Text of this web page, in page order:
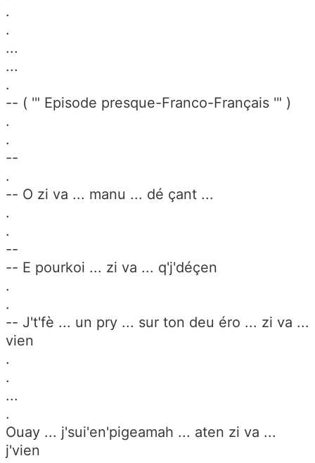
.
.
...
...
.
-- ( '" Episode presque-Franco-Français '" )
.
.
--
.
-- O zi va ... manu ... dé çant ...
.
.
--
-- E pourkoi ... zi va ... q'j'déçen
.
.
-- J't'fè ... un pry ... sur ton deu éro ... zi va ...
vien
.
.
...
.
Ouay ... j'sui'en'pigeamah ... aten zi va ...
j'vien